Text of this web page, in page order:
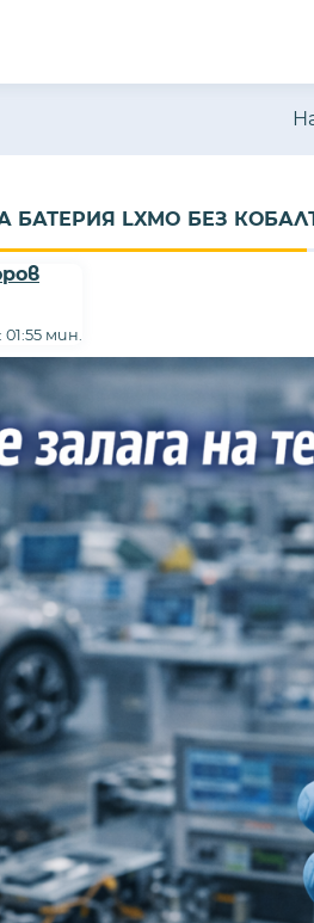
БАТЕРИЯ LXMO БЕЗ
мин.